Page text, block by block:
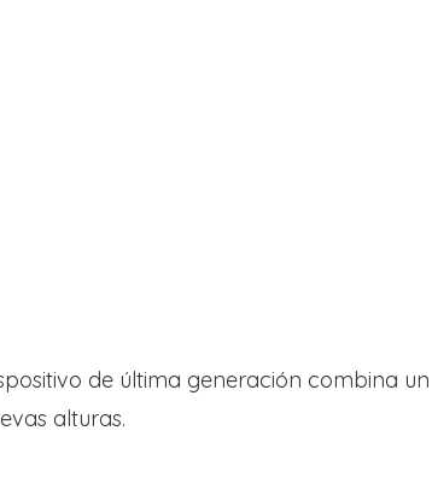
de última generación combina un
alturas.